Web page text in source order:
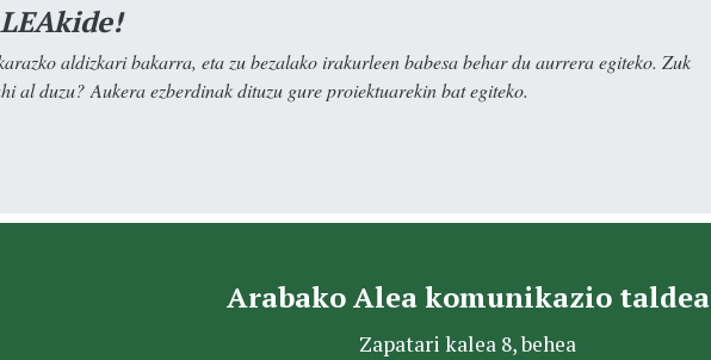
aldizkari bakarra, eta zu bezalako irakurleen babesa behar du aurrera egiteko. Zuk
al duzu? Aukera ezberdinak dituzu gure proiektuarekin bat egiteko.
Arabako Alea komunikazio taldea
Zapatari kalea 8, behea